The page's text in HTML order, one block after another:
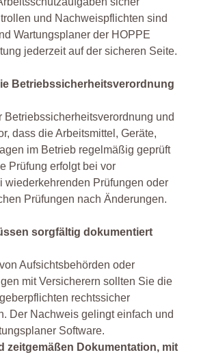
und Nachweispflichten sind
Wartungsplaner der HOPPE
jederzeit auf der sicheren Seite.
Betriebssicherheitsverordnung
Betriebssicherheitsverordnung und
dass die Arbeitsmittel, Geräte,
im Betrieb regelmäßig geprüft
Prüfung erfolgt bei vor
wiederkehrenden Prüfungen oder
Prüfungen nach Änderungen.
sorgfältig dokumentiert
Aufsichtsbehörden oder
mit Versicherern sollten Sie die
rechtssicher
Der Nachweis gelingt einfach und
Software.
zeitgemäßen Dokumentation, mit